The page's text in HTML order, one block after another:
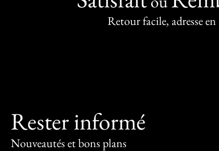
Retour facile, adresse en
Rester informé
Nouveautés et bons plans